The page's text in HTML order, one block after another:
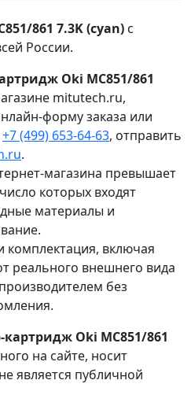
861 7.3K (cyan) с
России.
Oki MC851/861
mitutech.ru,
форму заказа или
+7 (499) 653-64-63, отправить
.
магазина превышает
которых входят
материалы и
комплектация, включая
реального внешнего вида
без
картридж Oki MC851/861
на сайте, носит
является публичной